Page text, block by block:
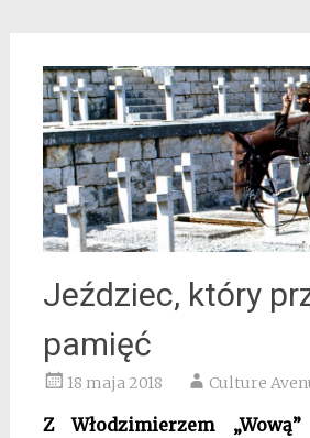
Jeździec, który
pamięć
18 maja 2018 Culture
Z Włodzimierzem